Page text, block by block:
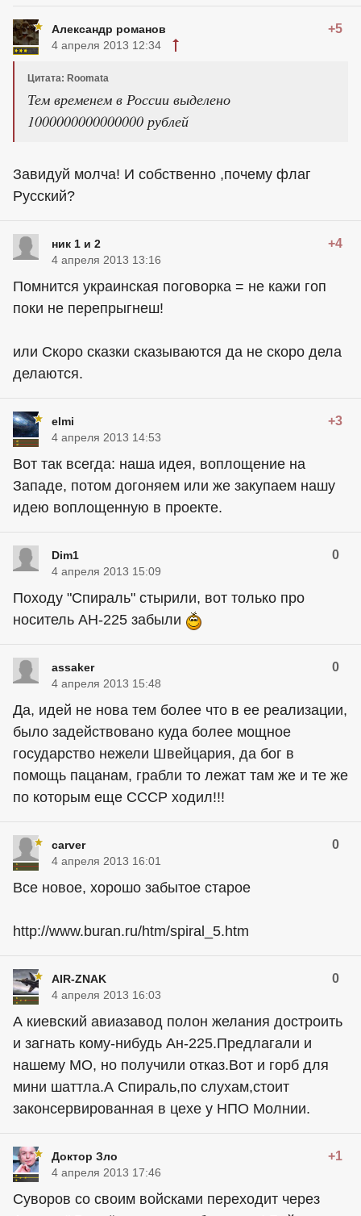
Александр романов +5
4 апреля 2013 12:34
Цитата: Roomata
Тем временем в России выделено
1000000000000000 рублей
Завидуй молча! И собственно ,почему флаг
Русский?
ник 1 и 2 +4
4 апреля 2013 13:16
Помнится украинская поговорка = не кажи гоп
поки не перепрыгнеш!
или Скоро сказки сказываются да не скоро дела
делаются.
elmi +3
4 апреля 2013 14:53
Вот так всегда: наша идея, воплощение на
Западе, потом догоняем или же закупаем нашу
идею воплощенную в проекте.
Dim1 0
4 апреля 2013 15:09
Походу "Спираль" стырили, вот только про
носитель АН-225 забыли
assaker 0
4 апреля 2013 15:48
Да, идей не нова тем более что в ее реализации,
было задействовано куда более мощное
государство нежели Швейцария, да бог в
помощь пацанам, грабли то лежат там же и те же
по которым еще СССР ходил!!!
carver 0
4 апреля 2013 16:01
Все новое, хорошо забытое старое
http://www.buran.ru/htm/spiral_5.htm
AIR-ZNAK 0
4 апреля 2013 16:03
А киевский авиазавод полон желания достроить
и загнать кому-нибудь Ан-225.Предлагали и
нашему МО, но получили отказ.Вот и горб для
мини шаттла.А Спираль,по слухам,стоит
законсервированная в цехе у НПО Молнии.
Доктор Зло +1
4 апреля 2013 17:46
Суворов со своим войсками переходит через